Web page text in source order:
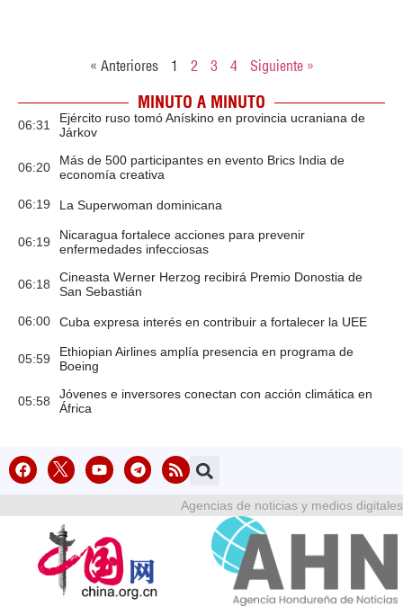
« Anteriores 1 2 3 4 Siguiente »
MINUTO A MINUTO
06:31
Ejército ruso tomó Anískino en provincia ucraniana de
Járkov
06:20
Más de 500 participantes en evento Brics India de
economía creativa
06:19 La Superwoman dominicana
06:19
Nicaragua fortalece acciones para prevenir
enfermedades infecciosas
06:18
Cineasta Werner Herzog recibirá Premio Donostia de
San Sebastián
06:00 Cuba expresa interés en contribuir a fortalecer la UEE
05:59
Ethiopian Airlines amplía presencia en programa de
Boeing
05:58
Jóvenes e inversores conectan con acción climática en
África
Agencias de noticias y medios digitales